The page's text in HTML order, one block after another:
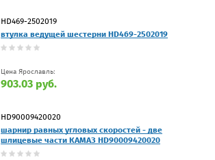
HD469-2502019
втулка ведущей шестерни HD469-2502019
Цена Ярославль:
903.03 руб.
HD90009420020
шарнир равных угловых скоростей - две
шлицевые части КАМАЗ HD90009420020